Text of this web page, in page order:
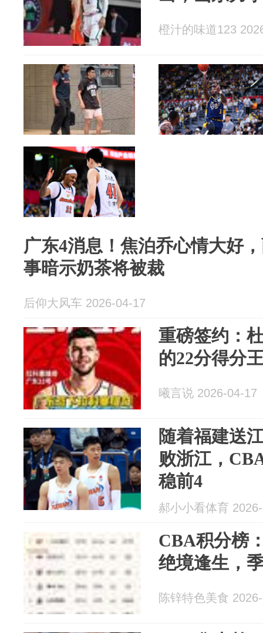
橙汁的味道123
广东4消息！焦泊乔心情大好
事暗示奶茶将被裁
后仰大风车 2026-04-17
重磅签约：
的22分得分
曦言说 2026-04-17
随着福建送
败浙江，
稳前4
郝小小看体育
CBA积分榜
绝境逢生，
陈锌特色美食